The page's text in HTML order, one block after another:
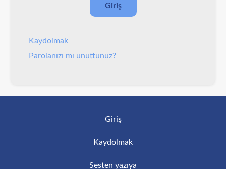
Kaydolmak
Parolanızı mı unuttunuz?
Giriş
Kaydolmak
Sesten yazıya